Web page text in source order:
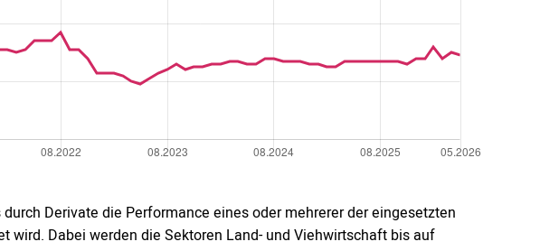
Derivate die Performance eines oder mehrerer der eingesetzten
wird. Dabei werden die Sektoren Land- und Viehwirtschaft bis auf